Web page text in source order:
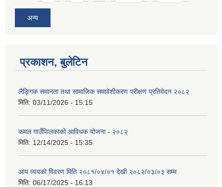
अन्य
प्रकाशन, बुलेटिन
लैङ्गिक समानता तथा सामाजिक समावेशीकरण परीक्षण प्रतिवेदन २०८२
मिति: 03/11/2026 - 15:15
कमल गाउँपािलकाको आविधक योजना - २०८२
मिति: 12/14/2025 - 15:35
आय व्ययको विवरण मिति २०८१/०४/०१ देखी २०८२/०३/०३ सम्म
मिति: 06/17/2025 - 16:13